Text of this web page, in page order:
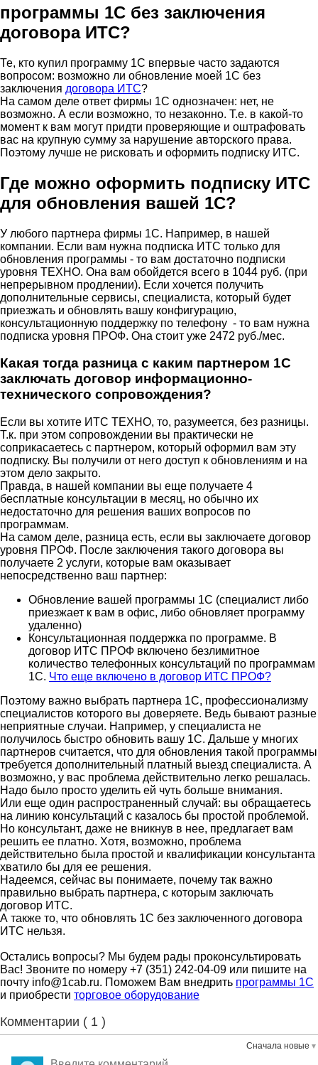
программы 1С без заключения
договора ИТС?
Те, кто купил программу 1С впервые часто задаются
вопросом: возможно ли обновление моей 1С без
заключения договора ИТС?
На самом деле ответ фирмы 1С однозначен: нет, не
возможно. А если возможно, то незаконно. Т.е. в какой-то
момент к вам могут придти проверяющие и оштрафовать
вас на крупную сумму за нарушение авторского права.
Поэтому лучше не рисковать и оформить подписку ИТС.
Где можно оформить подписку ИТС
для обновления вашей 1С?
У любого партнера фирмы 1С. Например, в нашей
компании. Если вам нужна подписка ИТС только для
обновления программы - то вам достаточно подписки
уровня ТЕХНО. Она вам обойдется всего в 1044 руб. (при
непрерывном продлении). Если хочется получить
дополнительные сервисы, специалиста, который будет
приезжать и обновлять вашу конфигурацию,
консультационную поддержку по телефону - то вам нужна
подписка уровня ПРОФ. Она стоит уже 2472 руб./мес.
Какая тогда разница с каким партнером 1С
заключать договор информационно-
технического сопровождения?
Если вы хотите ИТС ТЕХНО, то, разумеется, без разницы.
Т.к. при этом сопровождении вы практически не
соприкасаетесь с партнером, который оформил вам эту
подписку. Вы получили от него доступ к обновлениям и на
этом дело закрыто.
Правда, в нашей компании вы еще получаете 4
бесплатные консультации в месяц, но обычно их
недостаточно для решения ваших вопросов по
программам.
На самом деле, разница есть, если вы заключаете договор
уровня ПРОФ. После заключения такого договора вы
получаете 2 услуги, которые вам оказывает
непосредственно ваш партнер:
Обновление вашей программы 1С (специалист либо
приезжает к вам в офис, либо обновляет программу
удаленно)
Консультационная поддержка по программе. В
договор ИТС ПРОФ включено безлимитное
количество телефонных консультаций по программам
1С. Что еще включено в договор ИТС ПРОФ?
Поэтому важно выбрать партнера 1С, профессионализму
специалистов которого вы доверяете. Ведь бывают разные
неприятные случаи. Например, у специалиста не
получилось быстро обновить вашу 1С. Дальше у многих
партнеров считается, что для обновления такой программы
требуется дополнительный платный выезд специалиста. А
возможно, у вас проблема действительно легко решалась.
Надо было просто уделить ей чуть больше внимания.
Или еще один распространенный случай: вы обращаетесь
на линию консультаций с казалось бы простой проблемой.
Но консультант, даже не вникнув в нее, предлагает вам
решить ее платно. Хотя, возможно, проблема
действительно была простой и квалификации консультанта
хватило бы для ее решения.
Надеемся, сейчас вы понимаете, почему так важно
правильно выбрать партнера, с которым заключать
договор ИТС.
А также то, что обновлять 1С без заключенного договора
ИТС нельзя.
Остались вопросы? Мы будем рады проконсультировать
Вас! Звоните по номеру +7 (351) 242-04-09 или пишите на
почту info@1cab.ru. Поможем Вам внедрить программы 1С
и приобрести торговое оборудование
Комментарии ( 1 )
Сначала новые